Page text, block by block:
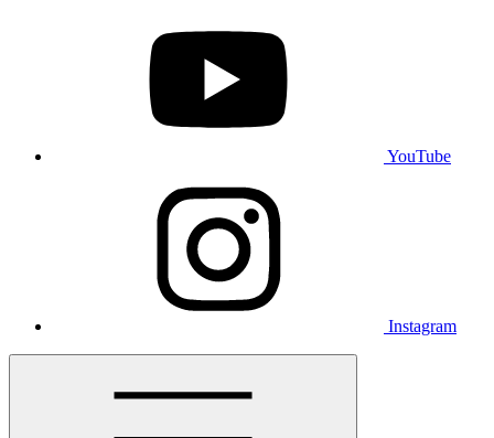
YouTube
Instagram